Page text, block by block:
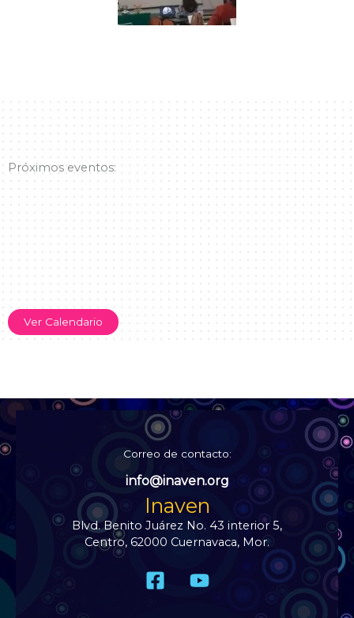
Próximos eventos:
Ver Calendario
Correo de contacto:
info@inaven.org
Inaven
Blvd. Benito Juárez No. 43 interior 5,
Centro, 62000 Cuernavaca, Mor.